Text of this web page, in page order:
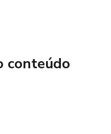
conteúdo